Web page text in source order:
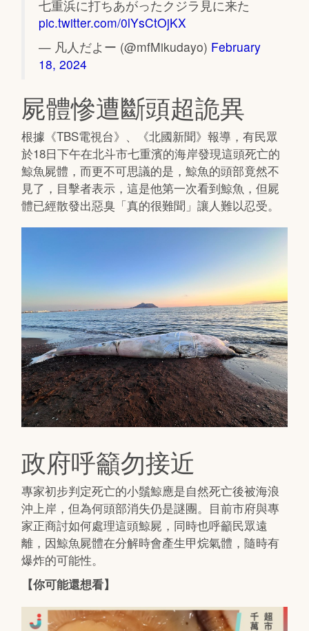
七重浜に打ちあがったクジラ見に来た
pic.twitter.com/0lYsCtOjKX
— 凡人だよー (@mfMikudayo) February
18, 2024
屍體慘遭斷頭超詭異
根據《TBS電視台》、《北國新聞》報導，有民眾
於18日下午在北斗市七重濱的海岸發現這頭死亡的
鯨魚屍體，而更不可思議的是，鯨魚的頭部竟然不
見了，目擊者表示，這是他第一次看到鯨魚，但屍
體已經散發出惡臭「真的很難聞」讓人難以忍受。
政府呼籲勿接近
專家初步判定死亡的小鬚鯨應是自然死亡後被海浪
沖上岸，但為何頭部消失仍是謎團。目前市府與專
家正商討如何處理這頭鯨屍，同時也呼籲民眾遠
離，因鯨魚屍體在分解時會產生甲烷氣體，隨時有
爆炸的可能性。
【你可能還想看】